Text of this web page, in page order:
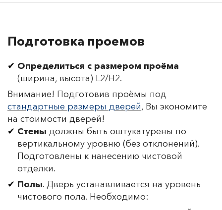
Подготовка проемов
Определиться с размером проёма
(ширина, высота) L2/H2.
Внимание! Подготовив проёмы под
стандартные размеры дверей, Вы экономите
на стоимости дверей!
Стены должны быть оштукатурены по
вертикальному уровню (без отклонений).
Подготовлены к нанесению чистовой
отделки.
Полы. Дверь устанавливается на уровень
чистового пола. Необходимо: